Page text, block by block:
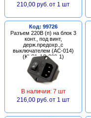
210,00 руб. от 1 шт
Код: 99726
Разъем 220В (п) на блок 3
конт., под винт,
держ.предохр.,с
выключателем (AC-014)
(KLS1-AS-303-1)
В наличии: 7 шт
216,00 руб. от 1 шт